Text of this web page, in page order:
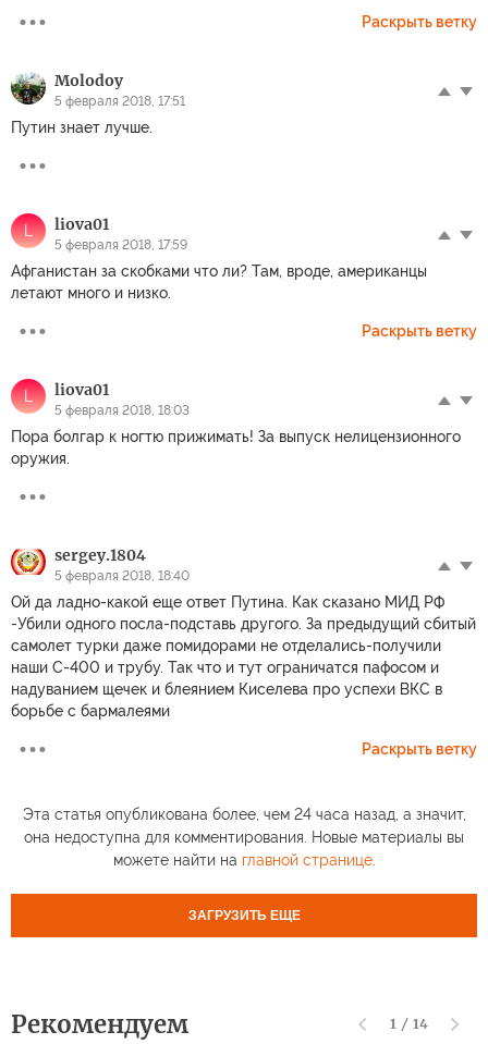
Раскрыть ветку
Molodoy
5 февраля 2018, 17:51
Путин знает лучше.
L liova01
5 февраля 2018, 17:59
Афганистан за скобками что ли? Там, вроде, американцы
летают много и низко.
Раскрыть ветку
L liova01
5 февраля 2018, 18:03
Пора болгар к ногтю прижимать! За выпуск нелицензионного
оружия.
sergey.1804
5 февраля 2018, 18:40
Ой да ладно-какой еще ответ Путина. Как сказано МИД РФ
-Убили одного посла-подставь другого. За предыдущий сбитый
самолет турки даже помидорами не отделались-получили
наши С-400 и трубу. Так что и тут ограничатся пафосом и
надуванием щечек и блеянием Киселева про успехи ВКС в
борьбе с бармалеями
Раскрыть ветку
Эта статья опубликована более, чем 24 часа назад, а значит,
она недоступна для комментирования. Новые материалы вы
можете найти на главной странице.
ЗАГРУЗИТЬ ЕЩЕ
Рекомендуем 1 / 14